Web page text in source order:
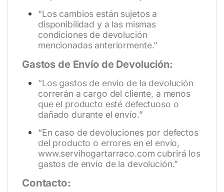
“Los cambios están sujetos a
disponibilidad y a las mismas
condiciones de devolución
mencionadas anteriormente.”
Gastos de Envío de Devolución:
“Los gastos de envío de la devolución
correrán a cargo del cliente, a menos
que el producto esté defectuoso o
dañado durante el envío.”
“En caso de devoluciones por defectos
del producto o errores en el envío,
www.servihogartarraco.com cubrirá los
gastos de envío de la devolución.”
Contacto: